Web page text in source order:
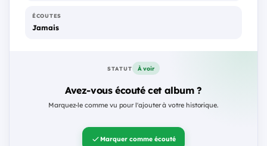
ÉCOUTES
Jamais
STATUT À voir
Avez-vous écouté cet album ?
Marquez-le comme vu pour l'ajouter à votre historique.
Marquer comme écouté